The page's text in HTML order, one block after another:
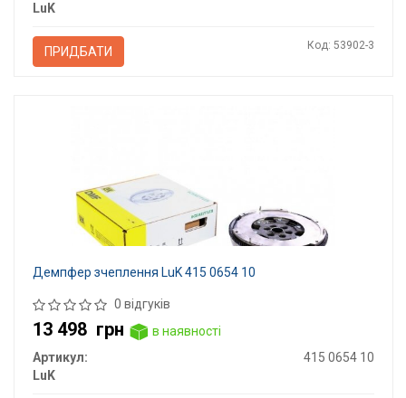
LuK
ПРИДБАТИ Код: 53902-3
Демпфер зчеплення LuK 415 0654 10
0 відгуків
13 498 грн
в наявності
Артикул:
415 0654 10
LuK